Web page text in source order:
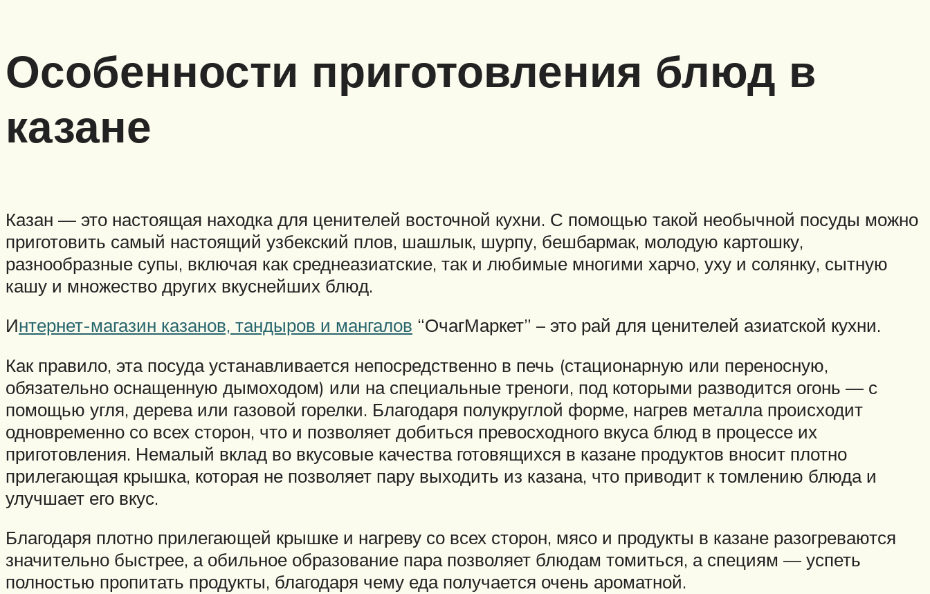
Особенности приготовления блюд в
казане
Казан — это настоящая находка для ценителей восточной кухни. С помощью такой необычной посуды можно
приготовить самый настоящий узбекский плов, шашлык, шурпу, бешбармак, молодую картошку,
разнообразные супы, включая как среднеазиатские, так и любимые многими харчо, уху и солянку, сытную
кашу и множество других вкуснейших блюд.
Интернет-магазин казанов, тандыров и мангалов “ОчагМаркет” – это рай для ценителей азиатской кухни.
Как правило, эта посуда устанавливается непосредственно в печь (стационарную или переносную,
обязательно оснащенную дымоходом) или на специальные треноги, под которыми разводится огонь — с
помощью угля, дерева или газовой горелки. Благодаря полукруглой форме, нагрев металла происходит
одновременно со всех сторон, что и позволяет добиться превосходного вкуса блюд в процессе их
приготовления. Немалый вклад во вкусовые качества готовящихся в казане продуктов вносит плотно
прилегающая крышка, которая не позволяет пару выходить из казана, что приводит к томлению блюда и
улучшает его вкус.
Благодаря плотно прилегающей крышке и нагреву со всех сторон, мясо и продукты в казане разогреваются
значительно быстрее, а обильное образование пара позволяет блюдам томиться, а специям — успеть
полностью пропитать продукты, благодаря чему еда получается очень ароматной.